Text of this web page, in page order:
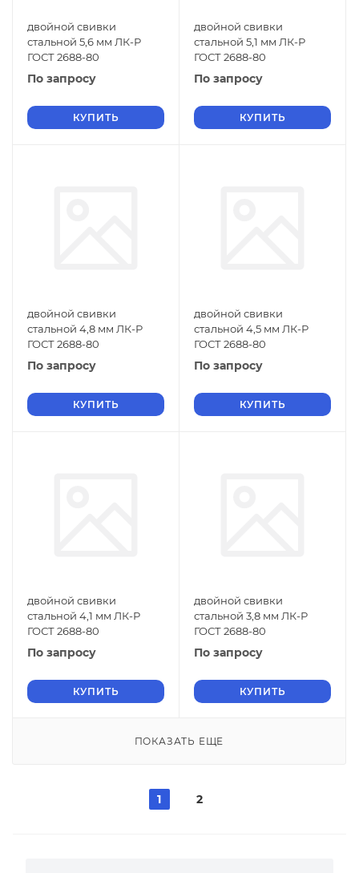
двойной свивки
стальной 5,6 мм ЛК-Р
ГОСТ 2688-80
По запросу
КУПИТЬ
двойной свивки
стальной 5,1 мм ЛК-Р
ГОСТ 2688-80
По запросу
КУПИТЬ
двойной свивки
стальной 4,8 мм ЛК-Р
ГОСТ 2688-80
По запросу
КУПИТЬ
двойной свивки
стальной 4,5 мм ЛК-Р
ГОСТ 2688-80
По запросу
КУПИТЬ
двойной свивки
стальной 4,1 мм ЛК-Р
ГОСТ 2688-80
По запросу
КУПИТЬ
двойной свивки
стальной 3,8 мм ЛК-Р
ГОСТ 2688-80
По запросу
КУПИТЬ
ПОКАЗАТЬ ЕЩЕ
1 2